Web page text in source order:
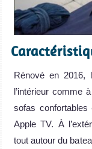
Rénové en 2016,
l’intérieur comme
sofas
Apple TV. À
tout autour du